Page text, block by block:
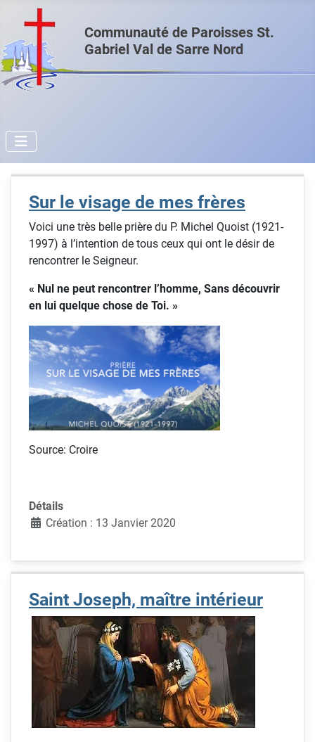
Communauté de Paroisses St.
Gabriel Val de Sarre Nord
Sur le visage de mes frères
Voici une très belle prière du P. Michel Quoist (1921-
1997) à l’intention de tous ceux qui ont le désir de
rencontrer le Seigneur.
« Nul ne peut rencontrer l’homme, Sans découvrir
en lui quelque chose de Toi. »
Source: Croire
Détails
Création : 13 Janvier 2020
Saint Joseph, maître intérieur